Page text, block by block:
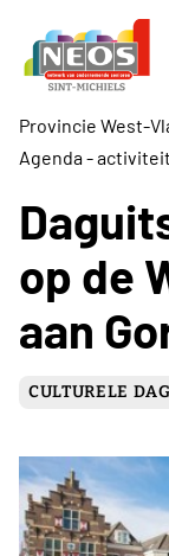
Provincie West-
Agenda -
op de
aan
CULTURELE